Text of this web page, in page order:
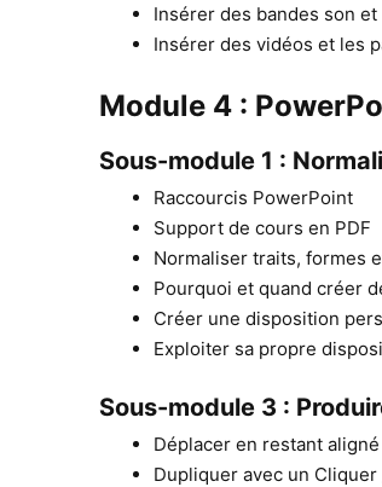
Insérer des bandes son
Insérer des vidéos et les
Module 4 :
Sous-module 1 :
Raccourcis PowerPoint
Support de cours en PDF
Normaliser traits, formes
Pourquoi et quand créer
Créer une disposition
Exploiter sa propre
Sous-module 3 :
Déplacer en restant aligné
Dupliquer avec un